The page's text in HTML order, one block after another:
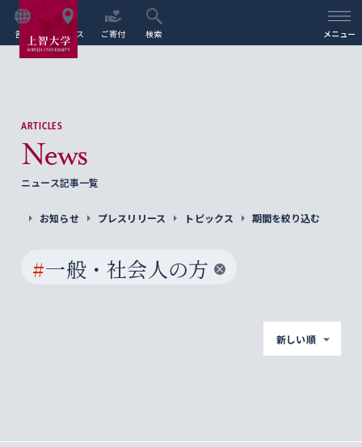
言語 アクセス ご寄付 検索 メニュー
ARTICLES
News
ニュース記事一覧
お知らせ プレスリリース トピックス 期間を絞り込む
#一般・社会人の方
新しい順